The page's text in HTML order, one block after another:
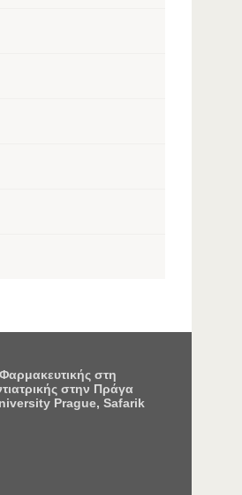
στη
στην Πράγα
Prague, Safarik